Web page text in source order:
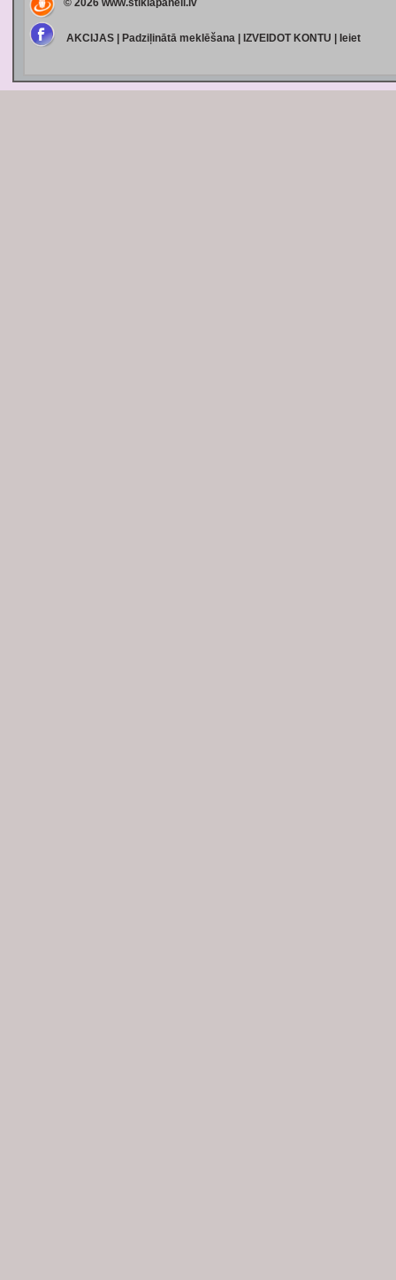
© 2026 www.stiklapaneli.lv
AKCIJAS| Padziļinātā meklēšana| IZVEIDOT KONTU Ieiet